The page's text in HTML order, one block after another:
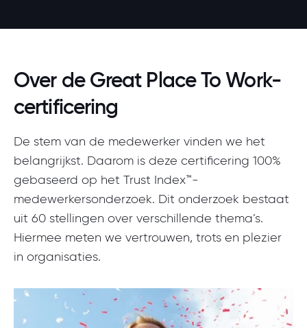
Over de Great Place To Work-
certificering
De stem van de medewerker vinden we het
belangrijkst. Daarom is deze certificering 100%
gebaseerd op het Trust Index™-
medewerkersonderzoek. Dit onderzoek bestaat
uit 60 stellingen over verschillende thema’s.
Hiermee meten we vertrouwen, trots en plezier
in organisaties.